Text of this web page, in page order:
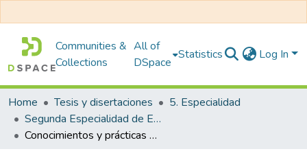
Communities &
Collections
All of
DSpace
Statistics Log In
Home Tesis y disertaciones
5. Especialidad
Segunda Especialidad de Enfermería en Cuidados Intensivos
Conocimientos y prácticas del enfermero sobre medidas de prevención de la neumonía asociada a ventilación mecánica en pacientes de Emergencia y Cuidados Críticos, en el Hospital Santa Gema de Yurimaguas, 2023